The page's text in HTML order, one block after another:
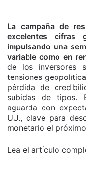
La campaña de
excelentes cifras
impulsando una
variable como en
de los inversores
tensiones
pérdida de
subidas de tipos.
aguarda con
UU., clave para
monetario el
Lea el artículo